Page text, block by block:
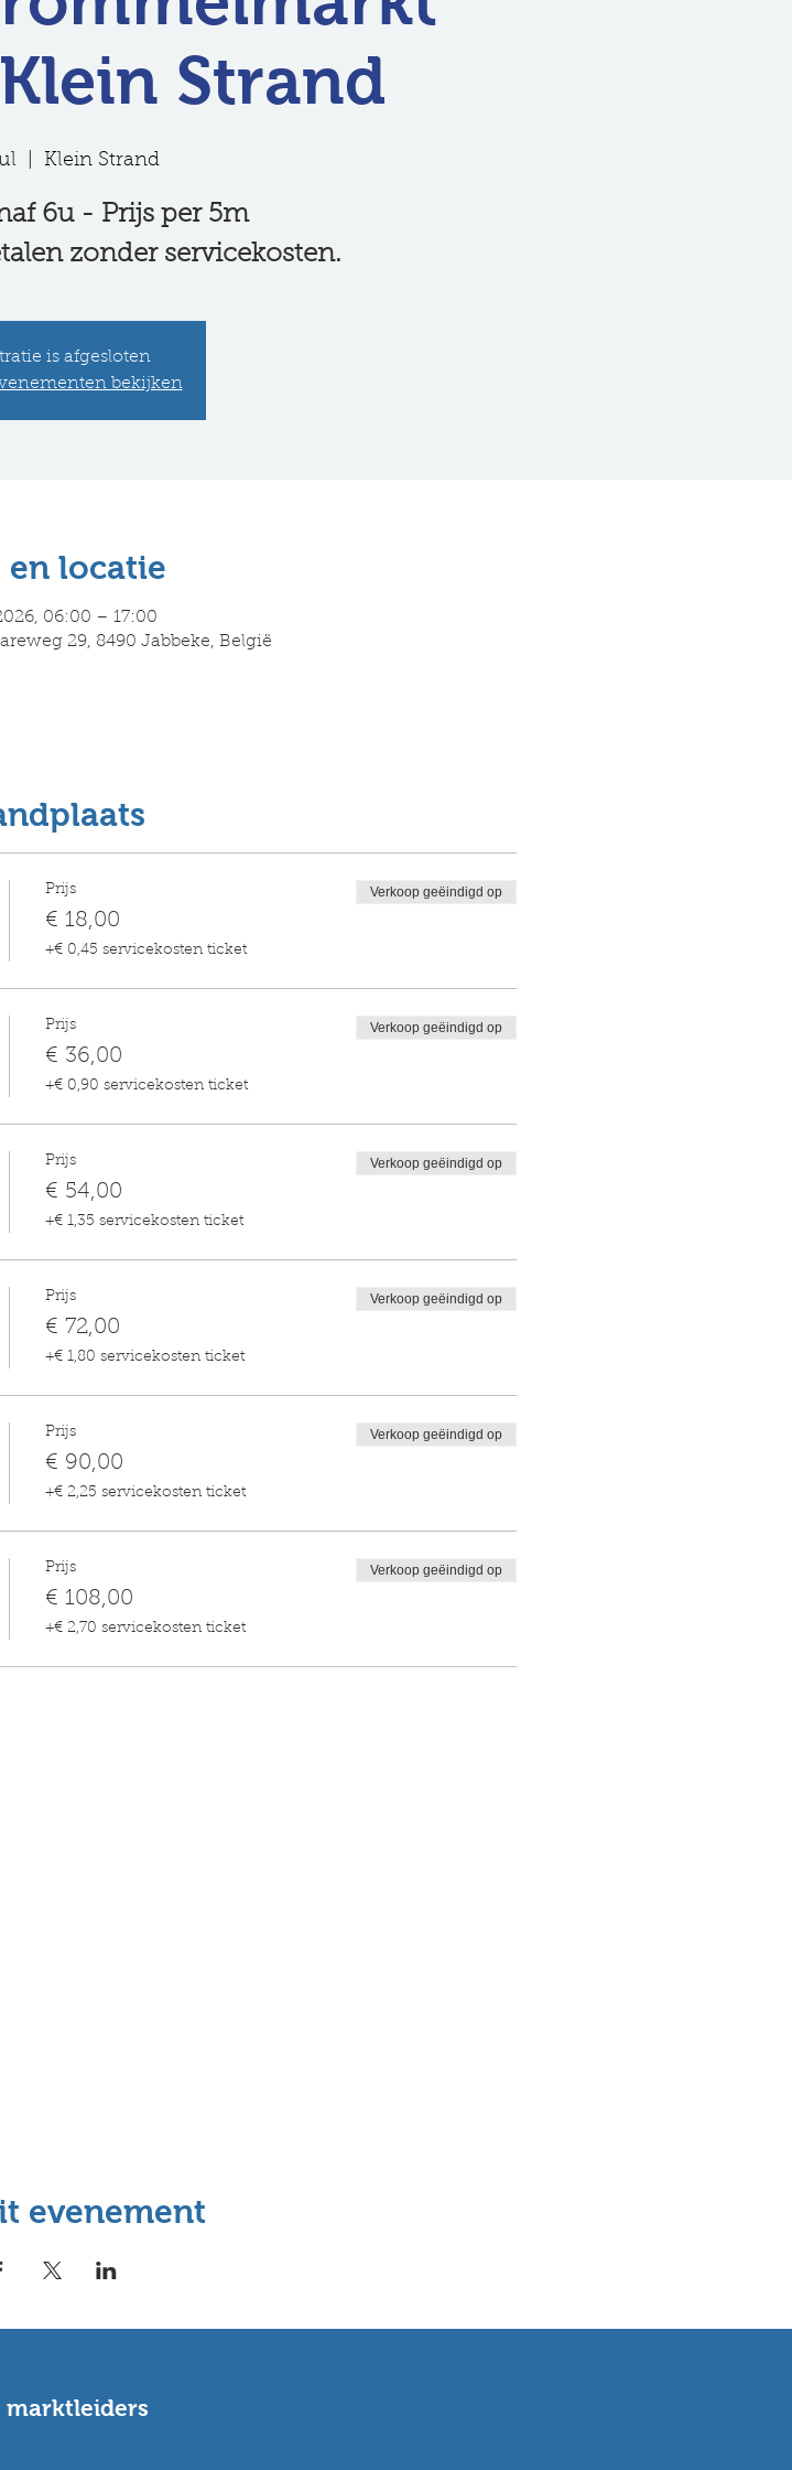
Strand
Klein Strand
6u - Prijs per 5m
zonder servicekosten.
is afgesloten
bekijken
locatie
06:00 – 17:00
29, 8490 Jabbeke, België
Prijs
€ 18,00
+€ 0,45 servicekosten ticket
Verkoop geëindigd op
Prijs
€ 36,00
+€ 0,90 servicekosten ticket
Verkoop geëindigd op
Prijs
€ 54,00
+€ 1,35 servicekosten ticket
Verkoop geëindigd op
Prijs
€ 72,00
+€ 1,80 servicekosten ticket
Verkoop geëindigd op
Prijs
€ 90,00
+€ 2,25 servicekosten ticket
Verkoop geëindigd op
Prijs
€ 108,00
+€ 2,70 servicekosten ticket
Verkoop geëindigd op
evenement
marktleiders